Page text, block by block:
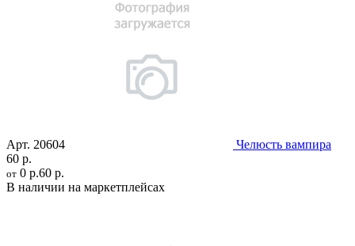
Арт. 20604
Челюсть вампира
60 р.
от 0 р.60 р.
В наличии на маркетплейсах